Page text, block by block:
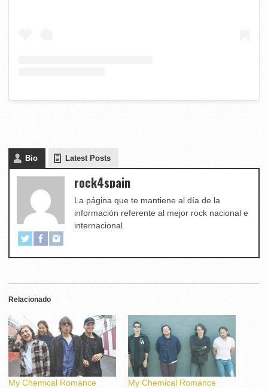
Bio Latest Posts
rock4spain
La página que te mantiene al día de la
información referente al mejor rock nacional e
internacional.
Relacionado
My Chemical Romance
My Chemical Romance